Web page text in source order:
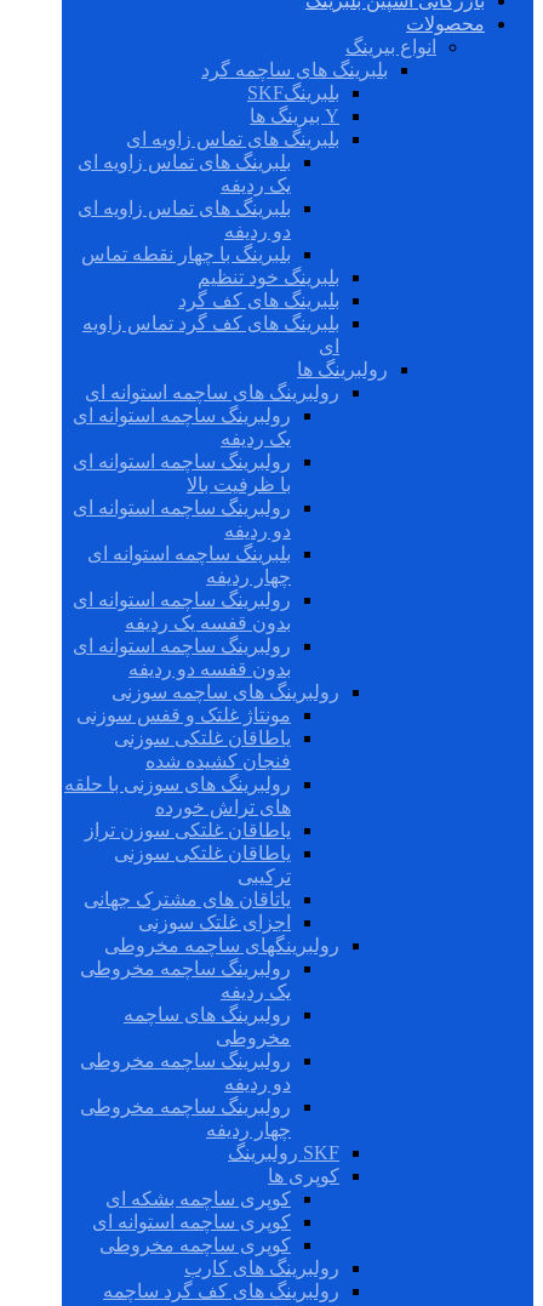
محصولات
انواع بیرینگ
بلبرینگ های ساچمه گرد
بلبرینگSKF
Y بیرینگ ها
بلبرینگ های تماس زاویه ای
بلبرینگ های تماس زاویه ای
یک ردیفه
بلبرینگ های تماس زاویه ای
دو ردیفه
بلبرینگ با چهار نقطه تماس
بلبرینگ خود تنظیم
بلبرینگ های کف گرد
بلبرینگ های کف گرد تماس زاویه
ای
رولبرینگ ها
رولبرینگ های ساچمه استوانه ای
رولبرینگ ساچمه استوانه ای
یک ردیفه
رولبرینگ ساچمه استوانه ای
با ظرفیت بالا
رولبرینگ ساچمه استوانه ای
دو ردیفه
بلبرینگ ساچمه استوانه ای
چهار ردیفه
رولبرینگ ساچمه استوانه ای
بدون قفسه یک ردیفه
رولبرینگ ساچمه استوانه ای
بدون قفسه دو ردیفه
رولبرینگ های ساچمه سوزنی
مونتاژ غلتک و قفس سوزنی
یاطاقان غلتکی سوزنی
فنجان کشیده شده
رولبرینگ های سوزنی با حلقه
های تراش خورده
یاطاقان غلتکی سوزن تراز
یاطاقان غلتکی سوزنی
ترکیبی
یاتاقان های مشترک جهانی
اجزای غلتک سوزنی
رولبرینگهای ساچمه مخروطی
رولبرینگ ساچمه مخروطی
یک ردیفه
رولبرینگ های ساچمه
مخروطی
رولبرینگ ساچمه مخروطی
دو ردیفه
رولبرینگ ساچمه مخروطی
چهار ردیفه
SKF رولبرینگ
کوپری ها
کوپری ساچمه بشکه ای
کوپری ساچمه استوانه ای
کوپری ساچمه مخروطی
رولبرینگ های کارب
رولبرینگ های کف گرد ساچمه